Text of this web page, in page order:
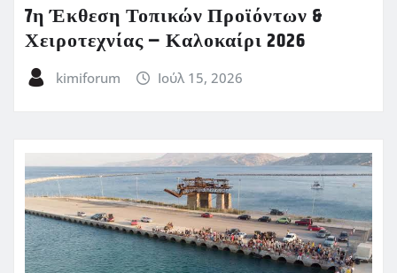
7η Έκθεση Τοπικών Προϊόντων &
Χειροτεχνίας – Καλοκαίρι 2026
kimiforum Ιούλ 15, 2026